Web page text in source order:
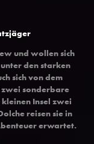
und wollen sich
den starken
sich von dem
zwei sonderbare
Insel zwei
reisen sie in
erwartet.